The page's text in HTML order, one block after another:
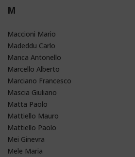
M
Maccioni Mario
Madeddu Carlo
Manca Antonello
Marcello Alberto
Marciano Francesco
Mascia Giuliano
Matta Paolo
Mattiello Mauro
Mattiello Paolo
Mei Ginevra
Mele Maria